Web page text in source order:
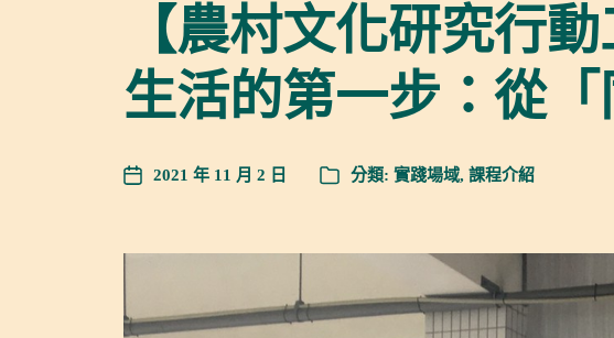
【農村文化研究行
生活的第一步：從
2021 年 11 月 2 日 分類: 實踐場域, 課程介紹